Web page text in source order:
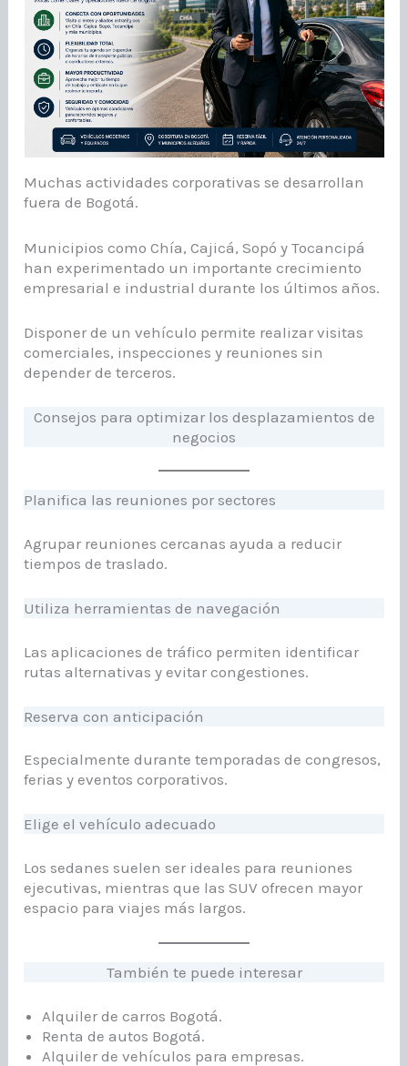
Muchas actividades corporativas se desarrollan
fuera de Bogotá.
Municipios como Chía, Cajicá, Sopó y Tocancipá
han experimentado un importante crecimiento
empresarial e industrial durante los últimos años.
Disponer de un vehículo permite realizar visitas
comerciales, inspecciones y reuniones sin
depender de terceros.
Consejos para optimizar los desplazamientos de
negocios
Planifica las reuniones por sectores
Agrupar reuniones cercanas ayuda a reducir
tiempos de traslado.
Utiliza herramientas de navegación
Las aplicaciones de tráfico permiten identificar
rutas alternativas y evitar congestiones.
Reserva con anticipación
Especialmente durante temporadas de congresos,
ferias y eventos corporativos.
Elige el vehículo adecuado
Los sedanes suelen ser ideales para reuniones
ejecutivas, mientras que las SUV ofrecen mayor
espacio para viajes más largos.
También te puede interesar
Alquiler de carros Bogotá.
Renta de autos Bogotá.
Alquiler de vehículos para empresas.